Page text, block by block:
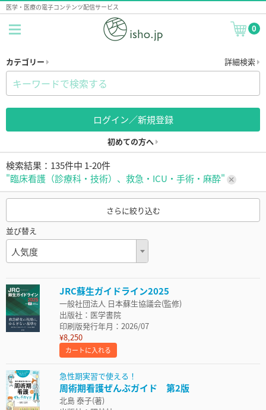
医学・医療の電子コンテンツ配信サービス
0
カテゴリー 詳細検索
ログイン／新規登録
初めての方へ
検索結果：135件中 1-20件
"臨床看護（診療科・技術）、救急・ICU・手術・麻酔"
さらに絞り込む
並び替え
人気度
JRC蘇生ガイドライン2025
一般社団法人 日本蘇生協議会(監修)
出版社：医学書院
印刷版発行年月：2026/07
¥8,250
カートに入れる
急性期実習で使える！
周術期看護ぜんぶガイド 第2版
北島 泰子(著)